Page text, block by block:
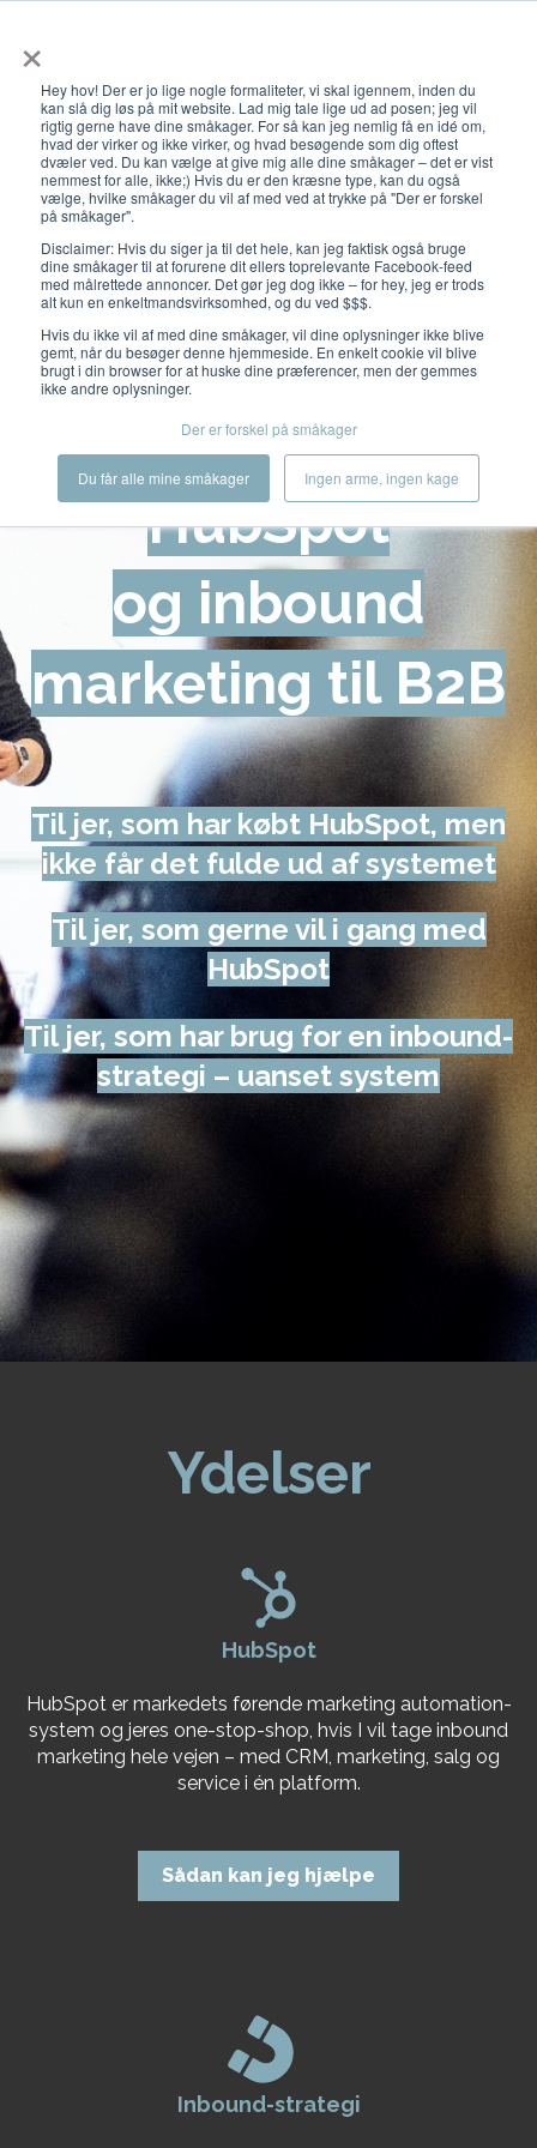
×
Hey hov! Der er jo lige nogle formaliteter, vi skal igennem, inden du
kan slå dig løs på mit website. Lad mig tale lige ud ad posen; jeg vil
rigtig gerne have dine småkager. For så kan jeg nemlig få en idé om,
hvad der virker og ikke virker, og hvad besøgende som dig oftest
dvæler ved. Du kan vælge at give mig alle dine småkager – det er vist
nemmest for alle, ikke;) Hvis du er den kræsne type, kan du også
vælge, hvilke småkager du vil af med ved at trykke på "Der er forskel
på småkager".
Disclaimer: Hvis du siger ja til det hele, kan jeg faktisk også bruge
dine småkager til at forurene dit ellers toprelevante Facebook-feed
med målrettede annoncer. Det gør jeg dog ikke – for hey, jeg er trods
alt kun en enkeltmandsvirksomhed, og du ved $$$.
Hvis du ikke vil af med dine småkager, vil dine oplysninger ikke blive
gemt, når du besøger denne hjemmeside. En enkelt cookie vil blive
brugt i din browser for at huske dine præferencer, men der gemmes
ikke andre oplysninger.
Der er forskel på småkager
Du får alle mine småkager Ingen arme, ingen kage
Åbn
Rådgivning om
HubSpot
og inbound
marketing til B2B
Til jer, som har købt HubSpot, men
ikke får det fulde ud af systemet
Til jer, som gerne vil i gang med
HubSpot
Til jer, som har brug for en inbound-
strategi – uanset system
Ydelser
HubSpot
HubSpot er markedets førende marketing automation-
system og jeres one-stop-shop, hvis I vil tage inbound
marketing hele vejen – med CRM, marketing, salg og
service i én platform.
Sådan kan jeg hjælpe
Inbound-strategi